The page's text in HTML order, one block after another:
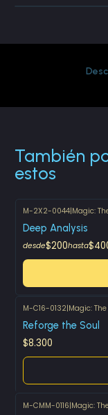
También
estos
M-2X2-0044|Magic:
Deep Analysis
desde$200hasta
Agotado
M-C16-0132|Magic:
Reforge the Soul
$8.300
M-CMM-0116|Magic: